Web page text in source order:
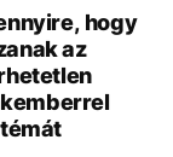
hogy
az